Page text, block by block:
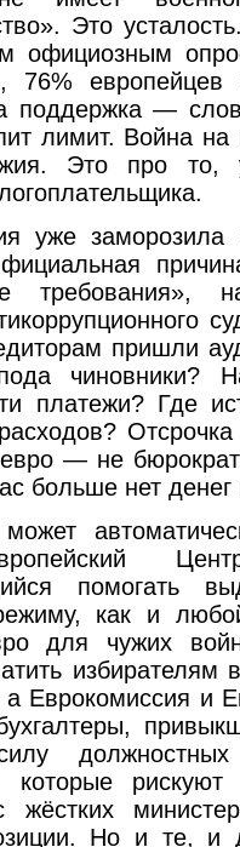
Это
официозным
76%
поддержка —
лимит. Война
Это про то,
уже
пришли
чиновники?
платежи? Где
— не
больше нет
помогать
как и
для чужих
Еврокомиссия и
должностных
которые
жёстких
Но и те, и